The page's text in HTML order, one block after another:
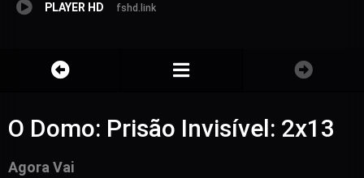
PLAYER HD fshd.link
O Domo: Prisão Invisível: 2x13
Agora Vai